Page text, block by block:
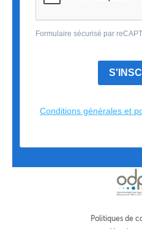
Formulaire sécurisé par
Conditions générales et
Politiques de